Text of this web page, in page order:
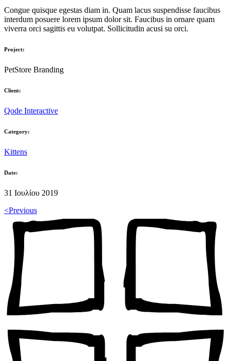
Congue quisque egestas diam in. Quam lacus suspendisse faucibus
interdum posuere lorem ipsum dolor sit. Faucibus in ornare quam
viverra orci sagittis eu volutpat. Sollicitudin acusi su orci.
Project:
PetStore Branding
Client:
Qode Interactive
Category:
Kittens
Date:
31 Ιουλίου 2019
<Previous